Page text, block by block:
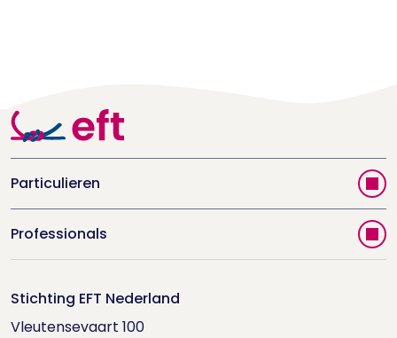
Particulieren
Vind jouw therapeut
Videoportal
Doe de relatietest
Houd me Vast-bijeenkomsten
Professionals
Trainingen
Stichting EFT Nederland
Vleutensevaart 100